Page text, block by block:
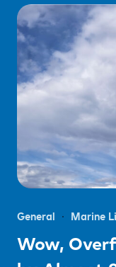
General Marine
Wow,